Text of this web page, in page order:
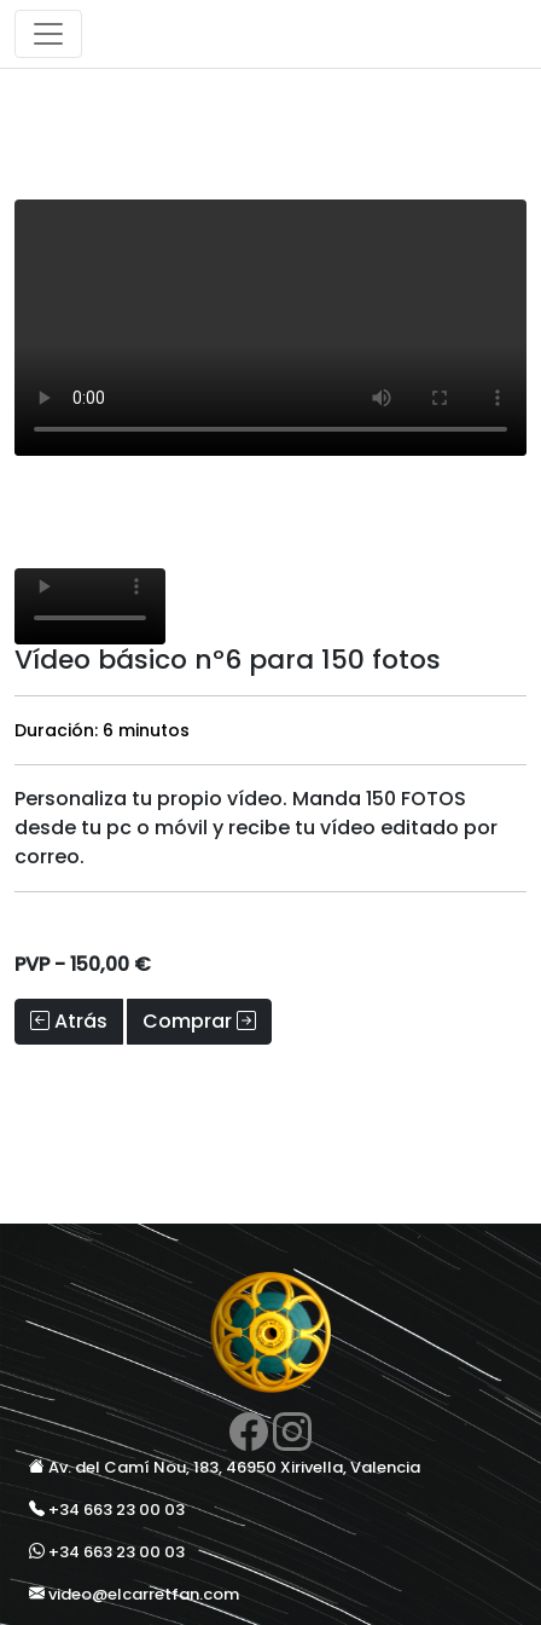
Vídeo básico nº6 para 150 fotos
Duración: 6 minutos
Personaliza tu propio vídeo. Manda 150 FOTOS
desde tu pc o móvil y recibe tu vídeo editado por
correo.
PVP -150,00 €
Atrás Comprar
Av. del Camí Nou, 183, 46950 Xirivella, Valencia
+34 663 23 00 03
+34 663 23 00 03
video@elcarretfan.com